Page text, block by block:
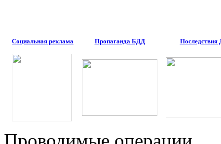
Социальная реклама Пропаганда БДД